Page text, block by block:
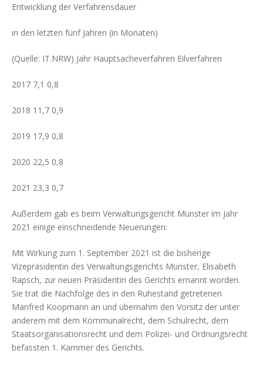
Entwicklung der Verfahrensdauer
in den letzten fünf Jahren (in Monaten)
(Quelle: IT.NRW) Jahr Hauptsacheverfahren Eilverfahren
2017 7,1 0,8
2018 11,7 0,9
2019 17,9 0,8
2020 22,5 0,8
2021 23,3 0,7
Außerdem gab es beim Verwaltungsgericht Münster im Jahr
2021 einige einschneidende Neuerungen:
Mit Wirkung zum 1. September 2021 ist die bisherige
Vizepräsidentin des Verwaltungsgerichts Münster, Elisabeth
Rapsch, zur neuen Präsidentin des Gerichts ernannt worden.
Sie trat die Nachfolge des in den Ruhestand getretenen
Manfred Koopmann an und übernahm den Vorsitz der unter
anderem mit dem Kommunalrecht, dem Schulrecht, dem
Staatsorganisationsrecht und dem Polizei- und Ordnungsrecht
befassten 1. Kammer des Gerichts.